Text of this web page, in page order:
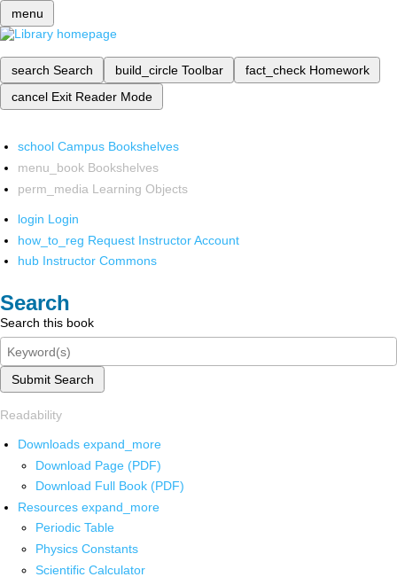
menu
search Search build_circle Toolbar fact_check Homework
cancel Exit Reader Mode
school Campus Bookshelves
menu_book Bookshelves
perm_media Learning Objects
login Login
how_to_reg Request Instructor Account
hub Instructor Commons
Search
Search this book
Submit Search
Readability
Downloads expand_more
Download Page (PDF)
Download Full Book (PDF)
Resources expand_more
Periodic Table
Physics Constants
Scientific Calculator